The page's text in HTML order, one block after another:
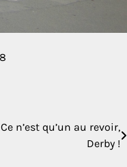
Ce n’est qu’un au revoir,
Derby !